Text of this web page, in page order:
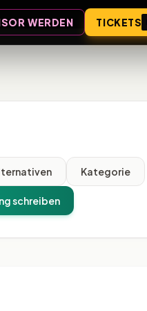
WERDEN TICKETS
Kategorie
schreiben